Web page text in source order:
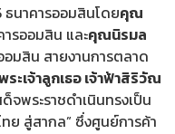
นาคารออมสินโดยคุณ
รออมสิน และคุณนิรมล
มสิน สายงานการตลาด
ระเจ้าลูกเธอ เจ้าฟ้าสิริวัณ
ด็จพระราชดำเนินทรงเป็น
ย สู่สากล” ซึ่งศูนย์การค้า